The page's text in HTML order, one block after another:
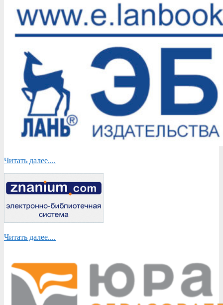
Читать далее....
Читать далее....